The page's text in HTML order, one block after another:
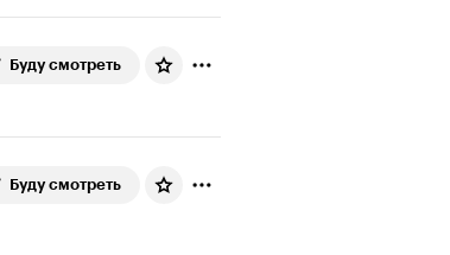
Буду смотреть
Буду смотреть